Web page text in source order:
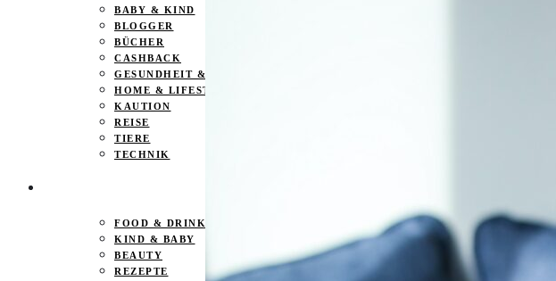
BABY & KIND
BLOGGER
BÜCHER
CASHBACK
GESUNDHEIT & SPORT
HOME & LIFESTYLE
KAUTION
REISE
TIERE
TECHNIK
FOOD & DRINKS
KIND & BABY
BEAUTY
REZEPTE